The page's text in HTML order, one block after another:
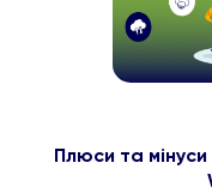
Плюси та